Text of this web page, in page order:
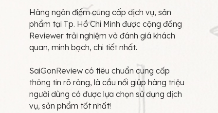
Hàng ngàn điểm cung cấp dịch vụ, sản
phẩm tại Tp. Hồ Chí Minh được cộng đồng
Reviewer trải nghiệm và đánh giá khách
quan, minh bạch, chi tiết nhất.
SaiGonReview có tiêu chuẩn cung cấp
thông tin rõ ràng, là cầu nối giúp hàng triệu
người dùng có được lựa chọn sử dụng dịch
vụ, sản phẩm tốt nhất!